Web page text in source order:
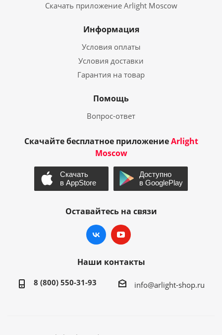
Скачать приложение Arlight Moscow
Информация
Условия оплаты
Условия доставки
Гарантия на товар
Помощь
Вопрос-ответ
Скачайте бесплатное приложениеArlight
Moscow
Оставайтесь на связи
Наши контакты
8 (800) 550-31-93 info@arlight-shop.ru